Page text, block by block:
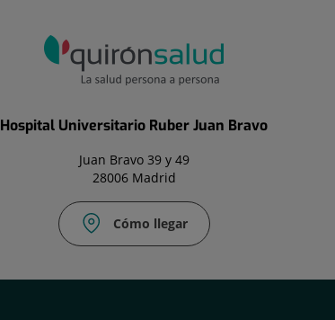
Hospital Universitario Ruber Juan Bravo
Juan Bravo 39 y 49
28006 Madrid
Cómo llegar